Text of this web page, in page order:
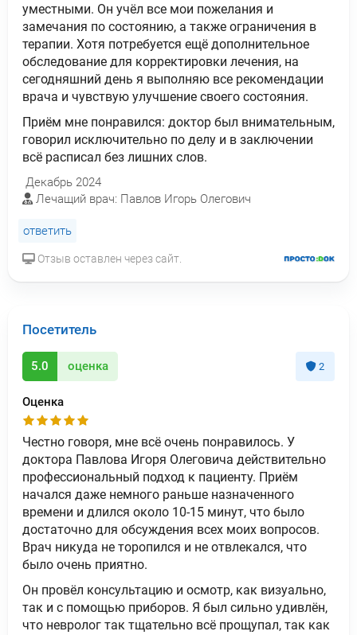
уместными. Он учёл все мои пожелания и
замечания по состоянию, а также ограничения в
терапии. Хотя потребуется ещё дополнительное
обследование для корректировки лечения, на
сегодняшний день я выполняю все рекомендации
врача и чувствую улучшение своего состояния.
Приём мне понравился: доктор был внимательным,
говорил исключительно по делу и в заключении
всё расписал без лишних слов.
Декабрь 2024
Лечащий врач: Павлов Игорь Олегович
ответить
Отзыв оставлен через сайт.
Посетитель
5.0 оценка 2
Оценка
Честно говоря, мне всё очень понравилось. У
доктора Павлова Игоря Олеговича действительно
профессиональный подход к пациенту. Приём
начался даже немного раньше назначенного
времени и длился около 10-15 минут, что было
достаточно для обсуждения всех моих вопросов.
Врач никуда не торопился и не отвлекался, что
было очень приятно.
Он провёл консультацию и осмотр, как визуально,
так и с помощью приборов. Я был сильно удивлён,
что невролог так тщательно всё прощупал, так как